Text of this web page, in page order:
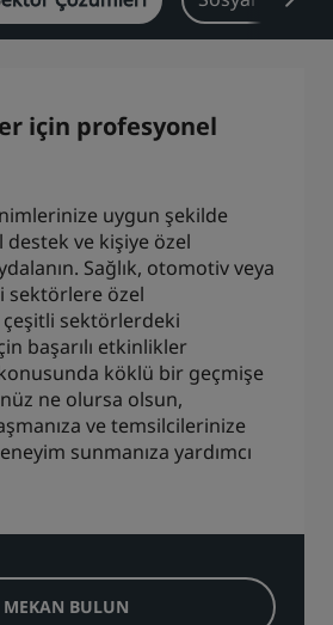
Park Inn by Radisson
Jin Jiang
Golden Tulip
için profesyonel
uygun şekilde
destek ve kişiye özel
Sağlık, otomotiv veya
sektörlere özel
çeşitli sektörlerdeki
başarılı etkinlikler
köklü bir geçmişe
ne olursa olsun,
ve temsilcilerinize
sunmanıza yardımcı
MEKAN BULUN